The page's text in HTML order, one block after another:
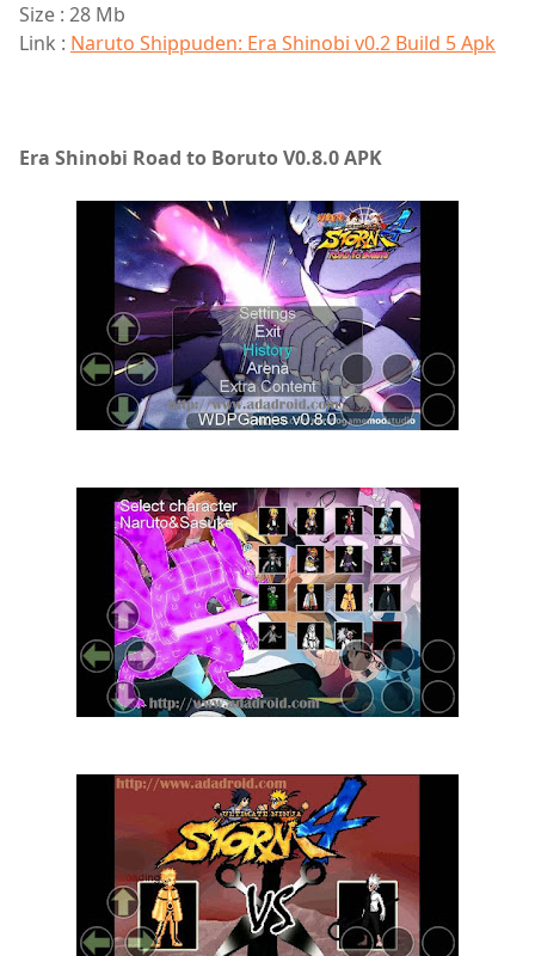
Size : 28 Mb
Link : Naruto Shippuden: Era Shinobi v0.2 Build 5 Apk
Era Shinobi Road to Boruto V0.8.0 APK